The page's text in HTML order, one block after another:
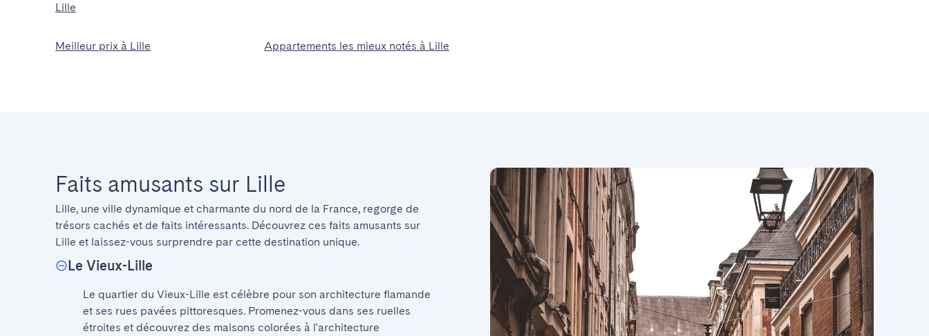
Lille
Meilleur prix à Lille Appartements les mieux notés à Lille
Faits amusants sur Lille
Lille, une ville dynamique et charmante du nord de la France, regorge de
trésors cachés et de faits intéressants. Découvrez ces faits amusants sur
Lille et laissez-vous surprendre par cette destination unique.
Le Vieux-Lille
Le quartier du Vieux-Lille est célèbre pour son architecture flamande
et ses rues pavées pittoresques. Promenez-vous dans ses ruelles
étroites et découvrez des maisons colorées à l'architecture